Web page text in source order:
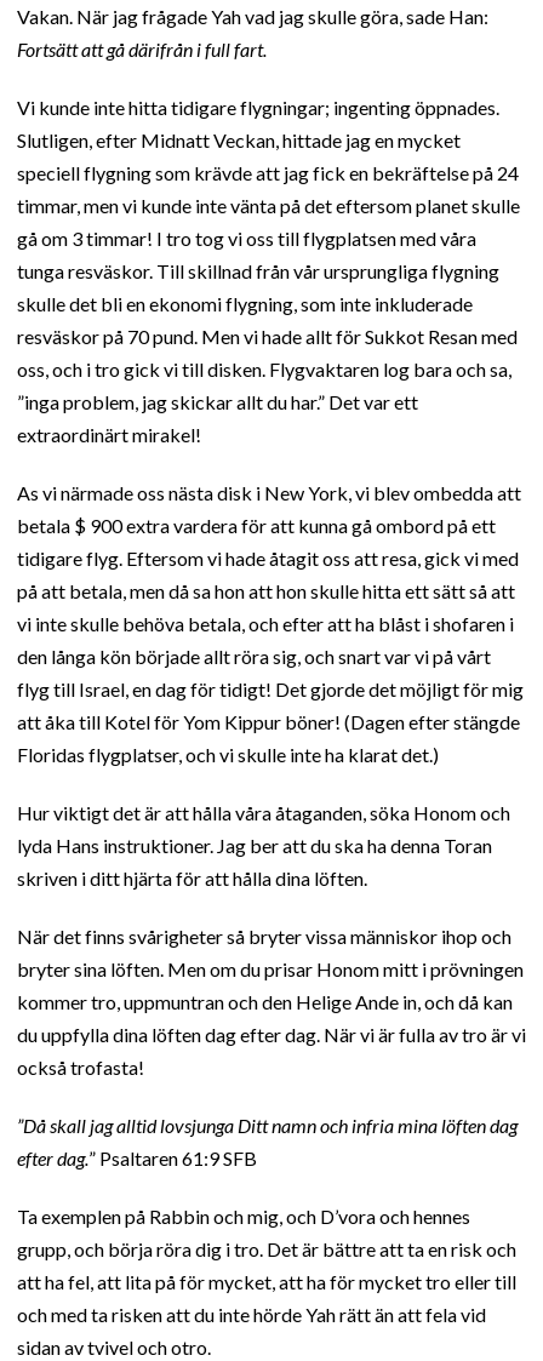
Vakan. När jag frågade Yah vad jag skulle göra, sade Han:
Fortsätt att gå därifrån i full fart.
Vi kunde inte hitta tidigare flygningar; ingenting öppnades.
Slutligen, efter Midnatt Veckan, hittade jag en mycket
speciell flygning som krävde att jag fick en bekräftelse på 24
timmar, men vi kunde inte vänta på det eftersom planet skulle
gå om 3 timmar! I tro tog vi oss till flygplatsen med våra
tunga resväskor. Till skillnad från vår ursprungliga flygning
skulle det bli en ekonomi flygning, som inte inkluderade
resväskor på 70 pund. Men vi hade allt för Sukkot Resan med
oss, och i tro gick vi till disken. Flygvaktaren log bara och sa,
”inga problem, jag skickar allt du har.” Det var ett
extraordinärt mirakel!
As vi närmade oss nästa disk i New York, vi blev ombedda att
betala $ 900 extra vardera för att kunna gå ombord på ett
tidigare flyg. Eftersom vi hade åtagit oss att resa, gick vi med
på att betala, men då sa hon att hon skulle hitta ett sätt så att
vi inte skulle behöva betala, och efter att ha blåst i shofaren i
den långa kön började allt röra sig, och snart var vi på vårt
flyg till Israel, en dag för tidigt! Det gjorde det möjligt för mig
att åka till Kotel för Yom Kippur böner! (Dagen efter stängde
Floridas flygplatser, och vi skulle inte ha klarat det.)
Hur viktigt det är att hålla våra åtaganden, söka Honom och
lyda Hans instruktioner. Jag ber att du ska ha denna Toran
skriven i ditt hjärta för att hålla dina löften.
När det finns svårigheter så bryter vissa människor ihop och
bryter sina löften. Men om du prisar Honom mitt i prövningen
kommer tro, uppmuntran och den Helige Ande in, och då kan
du uppfylla dina löften dag efter dag. När vi är fulla av tro är vi
också trofasta!
”Då skall jag alltid lovsjunga Ditt namn och infria mina löften dag
efter dag.” Psaltaren 61:9 SFB
Ta exemplen på Rabbin och mig, och D’vora och hennes
grupp, och börja röra dig i tro. Det är bättre att ta en risk och
att ha fel, att lita på för mycket, att ha för mycket tro eller till
och med ta risken att du inte hörde Yah rätt än att fela vid
sidan av tvivel och otro.